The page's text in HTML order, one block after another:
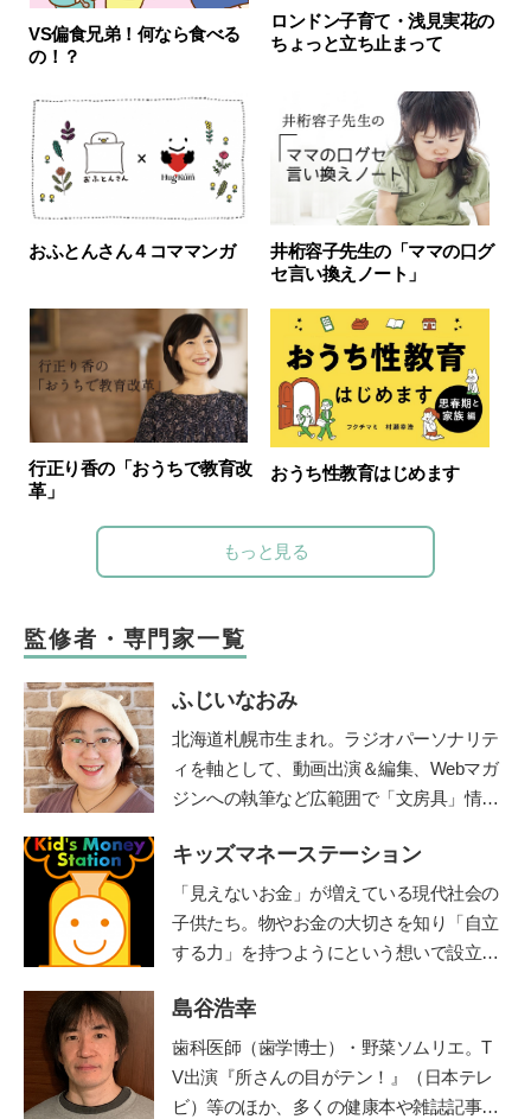
VS偏食兄弟！何なら食べる
の！？
ロンドン子育て・浅見実花の
ちょっと立ち止まって
おふとんさん４コママンガ
井桁容子先生の「ママの口グ
セ言い換えノート」
行正り香の「おうちで教育改
革」
おうち性教育はじめます
もっと見る
監修者・専門家一覧
ふじいなおみ
北海道札幌市生まれ。ラジオパーソナリテ
ィを軸として、動画出演＆編集、Webマガ
ジンへの執筆など広範囲で「文房具」情報
て活動。社会人になったときに両親から贈
られた万年筆に、黒以外の様々な色のイン
クをいれて使えることを知り、一気にイン
クコレクター(インク沼)になる。ご当地イ
まれ)の母親としての視点から文房具を観
察し、レビュー記事を執筆している。
キッズマネーステーション
「見えないお金」が増えている現代社会の
子供たち。物やお金の大切さを知り「自立
する力」を持つようにという想いで設立。
や学校などを中心に、お金教育・キャリア
教育の授業や講演を行う。2018年までに11
00件以上の講座実績を持つ。
http://www.1ki
nsenkyouiku.com/
島谷浩幸
歯科医師（歯学博士）・野菜ソムリエ。T
V出演『所さんの目がテン！』（日本テレ
ビ）等のほか、多くの健康本や雑誌記事・